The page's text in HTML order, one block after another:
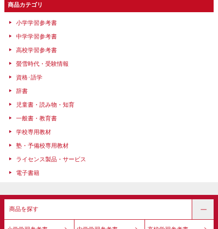
商品カテゴリ
小学学習参考書
中学学習参考書
高校学習参考書
螢雪時代・受験情報
資格･語学
辞書
児童書・読み物・知育
一般書・教育書
学校専用教材
塾・予備校専用教材
ライセンス製品・サービス
電子書籍
商品を探す